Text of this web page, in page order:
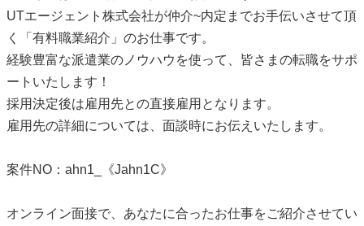
UTエージェント株式会社が仲介~内定までお手伝いさせて頂
く「有料職業紹介」のお仕事です。
経験豊富な派遣業のノウハウを使って、皆さまの転職をサポ
ートいたします！
採用決定後は雇用先との直接雇用となります。
雇用先の詳細については、面談時にお伝えいたします。
案件NO：ahn1_《Jahn1C》
オンライン面接で、あなたに合ったお仕事をご紹介させてい